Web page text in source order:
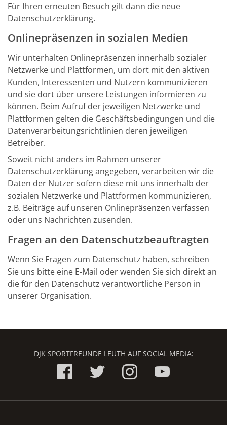
Für Ihren erneuten Besuch gilt dann die neue
Datenschutzerklärung.
Onlinepräsenzen in sozialen Medien
Wir unterhalten Onlinepräsenzen innerhalb sozialer
Netzwerke und Plattformen, um dort mit den aktiven
Kunden, Interessenten und Nutzern kommunizieren
und sie dort über unsere Leistungen informieren zu
können. Beim Aufruf der jeweiligen Netzwerke und
Plattformen gelten die Geschäftsbedingungen und die
Datenverarbeitungsrichtlinien deren jeweiligen
Betreiber.
Soweit nicht anders im Rahmen unserer
Datenschutzerklärung angegeben, verarbeiten wir die
Daten der Nutzer sofern diese mit uns innerhalb der
sozialen Netzwerke und Plattformen kommunizieren,
z.B. Beiträge auf unseren Onlinepräsenzen verfassen
oder uns Nachrichten zusenden.
Fragen an den Datenschutzbeauftragten
Wenn Sie Fragen zum Datenschutz haben, schreiben
Sie uns bitte eine E-Mail oder wenden Sie sich direkt an
die für den Datenschutz verantwortliche Person in
unserer Organisation.
DJK SPORTFREUNDE LEUTH AUF SOCIAL MEDIA: